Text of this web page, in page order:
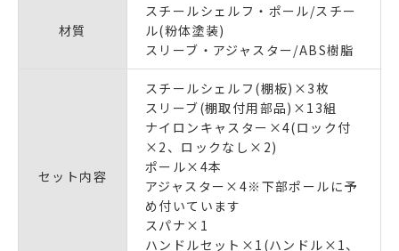
材質
スチールシェルフ・ポール/スチー
ル(粉体塗装)
スリーブ・アジャスター/ABS樹脂
セット内容
スチールシェルフ(棚板)×3枚
スリーブ(棚取付用部品)×13組
ナイロンキャスター×4(ロック付
×2、ロックなし×2)
ポール×4本
アジャスター×4※下部ポールに予
め付いています
スパナ×1
ハンドルセット×1(ハンドル×1、